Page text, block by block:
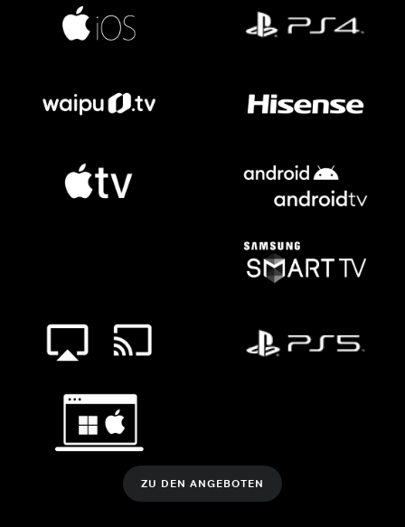
ZU DEN ANGEBOTEN